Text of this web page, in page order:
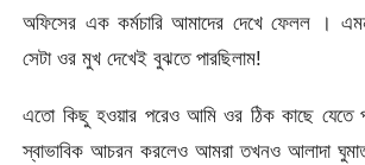
অফিসের এক কর্মচারি আমাদের দেখে ফেলল ।
সেটা ওর মুখ দেখেই বুঝতে পারছিলাম!
এতো কিছু হওয়ার পরেও আমি ওর ঠিক কাছে যেতে
স্বাভাবিক আচরন করলেও আমরা তখনও আলাদা